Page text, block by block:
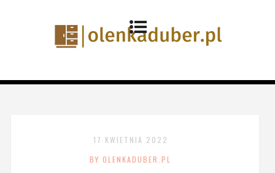
17 KWIETNIA 2022
BY OLENKADUBER.PL